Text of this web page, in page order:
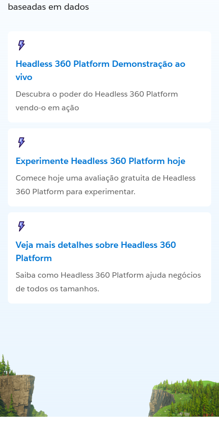
baseadas em dados
Headless 360 Platform Demonstração ao
vivo
Descubra o poder do Headless 360 Platform
vendo-o em ação
Experimente Headless 360 Platform hoje
Comece hoje uma avaliação gratuita de Headless
360 Platform para experimentar.
Veja mais detalhes sobre Headless 360
Platform
Saiba como Headless 360 Platform ajuda negócios
de todos os tamanhos.